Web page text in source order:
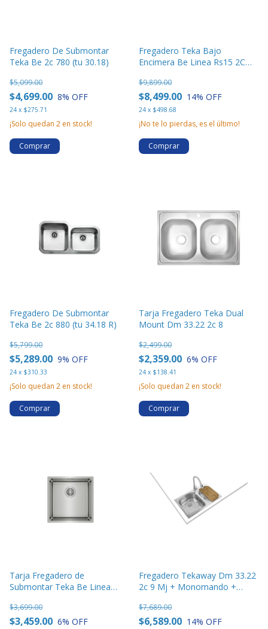
Fregadero De Submontar
Teka Be 2c 780 (tu 30.18)
$4,699.00
$5,099.00
8% OFF
24 x $275.71
¡Solo quedan 2 en stock!
Comprar
Fregadero Teka Bajo
Encimera Be Linea Rs15 2C
$8,499.00
$9,899.00
14% OFF
24 x $498.68
¡No te lo pierdas, es el último!
Comprar
Fregadero De Submontar
Teka Be 2c 880 (tu 34.18 R)
$5,289.00
$5,799.00
9% OFF
24 x $310.33
¡Solo quedan 2 en stock!
Comprar
Tarja Fregadero Teka Dual
Mount Dm 33.22 2c 8
$2,359.00
$2,499.00
6% OFF
24 x $138.41
¡Solo quedan 2 en stock!
Comprar
Tarja Fregadero de
Submontar Teka Be Linea
$3,459.00
$3,699.00
6% OFF
Fregadero Tekaway Dm 33.22
2c 9 Mj + Monomando +
$6,589.00
$7,689.00
14% OFF